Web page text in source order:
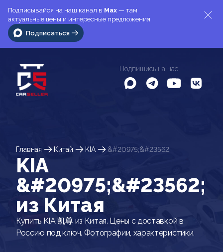
Подписывайся на наш канал в Max — там
актуальные цены и интересные предложения
Подписаться
Подпишись на нас
Главная Китай KIA &#20975;&#23562;
KIA
&#20975;&#23562;
из Китая
Купить KIA 凯尊 из Китая. Цены с доставкой в
Россию под ключ. Фотографии, характеристики.